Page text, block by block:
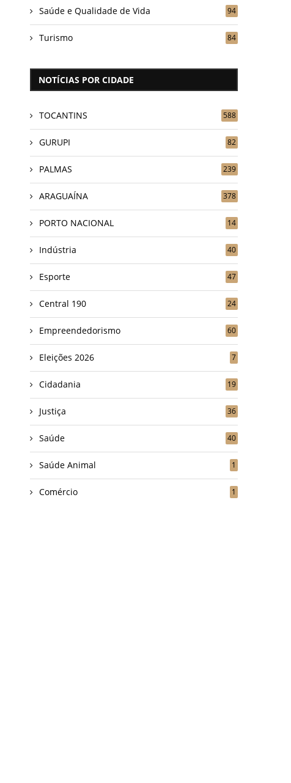
Saúde e Qualidade de Vida 94
Turismo 84
NOTÍCIAS POR CIDADE
TOCANTINS 588
GURUPI 82
PALMAS 239
ARAGUAÍNA 378
PORTO NACIONAL 14
Indústria 40
Esporte 47
Central 190 24
Empreendedorismo 60
Eleições 2026 7
Cidadania 19
Justiça 36
Saúde 40
Saúde Animal 1
Comércio 1